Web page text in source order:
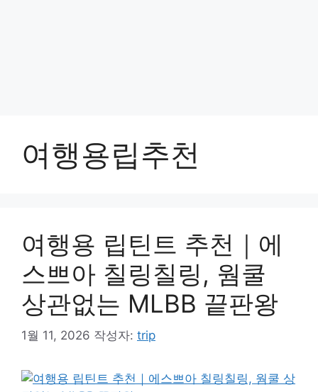
여행용립추천
여행용 립틴트 추천｜에
스쁘아 칠링칠링, 웜쿨
상관없는 MLBB 끝판왕
1월 11, 2026 작성자: trip